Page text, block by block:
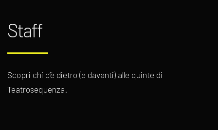
Staff
Scopri chi c’è dietro (e davanti) alle quinte di
Teatrosequenza.